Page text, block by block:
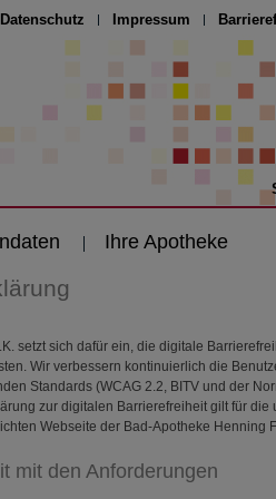
Datenschutz Impressum
Ihre Apotheke
setzt sich dafür ein, die digitale
Wir verbessern kontinuierlich die
Standards (WCAG 2.2, BITV und der
zur digitalen Barrierefreiheit gilt für die
Webseite der Bad-Apotheke Henning
mit den Anforderungen